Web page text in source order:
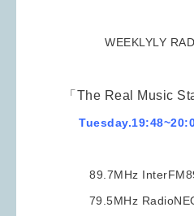
WEEKLYLY
「The Real Music
89.7MHz
79.5MHz